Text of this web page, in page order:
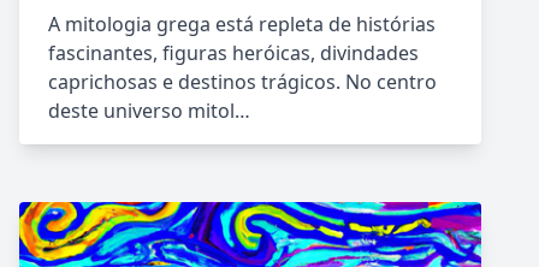
A mitologia grega está repleta de histórias
fascinantes, figuras heróicas, divindades
caprichosas e destinos trágicos. No centro
deste universo mitol…